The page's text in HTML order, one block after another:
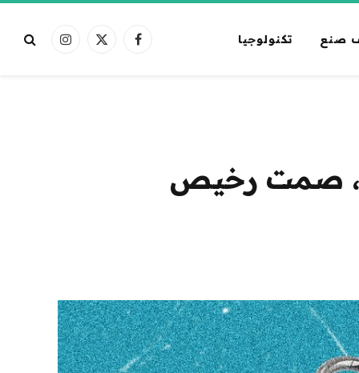
صنع تكنولوجيا فيسبوكX
الانستغرام